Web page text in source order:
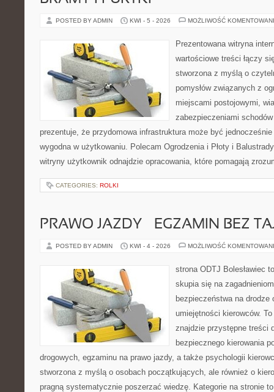
POSTED BY ADMIN KWI - 5 - 2026 MOŻLIWOŚĆ
Prezentowana witryna
wartościowe treści łączy
stworzona z myślą o
pomysłów związanych z
miejscami postojowymi,
zabezpieczeniami
prezentuje, że przydomowa infrastruktura może być
wygodna w użytkowaniu. Polecam Ogrodzenia i Płoty i
witryny użytkownik odnajdzie opracowania, które pomagają
CATEGORIES: ROLKI
PRAWO JAZDY – EGZAMIN BEZ
POSTED BY ADMIN KWI - 4 - 2026 MOŻLIWOŚĆ
strona ODTJ Bolesławiec
skupia się na
bezpieczeństwa na drodze
umiejętności kierowców.
znajdzie przystępne treści
bezpiecznego kierowania
drogowych, egzaminu na prawo jazdy, a także psychologii
stworzona z myślą o osobach początkujących, ale również o
pragną systematycznie poszerzać wiedzę. Kategorie na stronie